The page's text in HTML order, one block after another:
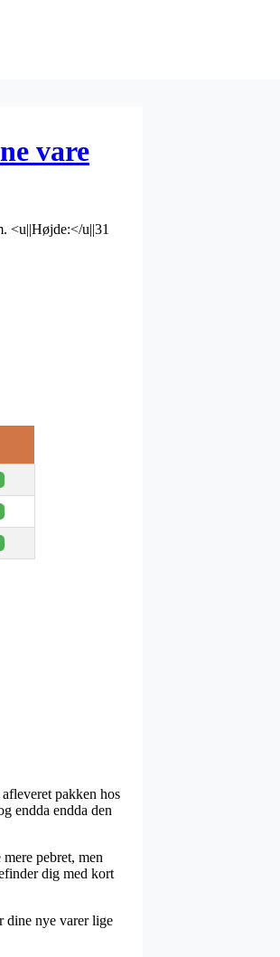
vare
<u||Højde:</u||31
pakken hos
endda endda den
pebret, men
dig med kort
dine nye varer lige